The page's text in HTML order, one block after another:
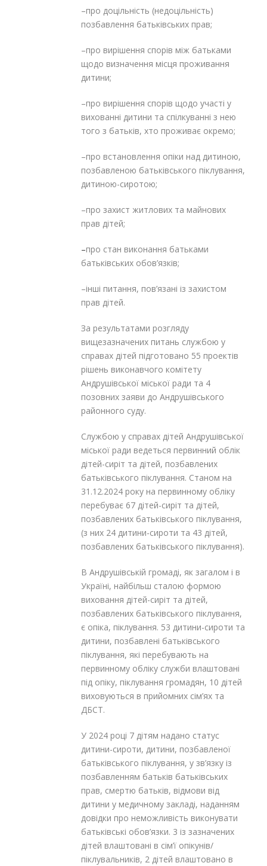
–про доцільність (недоцільність)
позбавлення батьківських прав;
–про вирішення спорів між батьками
щодо визначення місця проживання
дитини;
–про вирішення спорів щодо участі у
вихованні дитини та спілкуванні з нею
того з батьків, хто проживає окремо;
–про встановлення опіки над дитиною,
позбавленою батьківського піклування,
дитиною-сиротою;
–про захист житлових та майнових
прав дітей;
–про стан виконання батьками
батьківських обов’язків;
–інші питання, пов’язані із захистом
прав дітей.
За результатами розгляду
вищезазначених питань службою у
справах дітей підготовано 55 проектів
рішень виконавчого комітету
Андрушівської міської ради та 4
позовних заяви до Андрушівського
районного суду.
Службою у справах дітей Андрушівської
міської ради ведеться первинний облік
дітей-сиріт та дітей, позбавлених
батьківського піклування. Станом на
31.12.2024 року на первинному обліку
перебуває 67 дітей-сиріт та дітей,
позбавлених батьківського піклування,
(з них 24 дитини-сироти та 43 дітей,
позбавлених батьківського піклування).
В Андрушівській громаді, як загалом і в
Україні, найбільш сталою формою
виховання дітей-сиріт та дітей,
позбавлених батьківського піклування,
є опіка, піклування. 53 дитини-сироти та
дитини, позбавлені батьківського
піклування, які перебувають на
первинному обліку служби влаштовані
під опіку, піклування громадян, 10 дітей
виховуються в прийомних сім’ях та
ДБСТ.
У 2024 році 7 дітям надано статус
дитини-сироти, дитини, позбавленої
батьківського піклування, у зв’язку із
позбавленням батьків батьківських
прав, смертю батьків, відмови від
дитини у медичному закладі, наданням
довідки про неможливість виконувати
батьківські обов’язки. 3 із зазначених
дітей влаштовані в сім’ї опікунів/
піклувальників, 2 дітей влаштовано в